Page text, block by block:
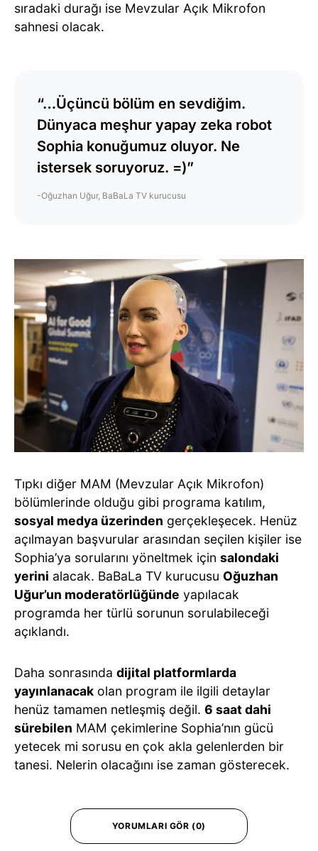
sıradaki durağı ise Mevzular Açık Mikrofon
sahnesi olacak.
“…Üçüncü bölüm en sevdiğim.
Dünyaca meşhur yapay zeka robot
Sophia konuğumuz oluyor. Ne
istersek soruyoruz. =)”
-Oğuzhan Uğur, BaBaLa TV kurucusu
Tıpkı diğer MAM (Mevzular Açık Mikrofon)
bölümlerinde olduğu gibi programa katılım,
sosyal medya üzerinden gerçekleşecek. Henüz
açılmayan başvurular arasından seçilen kişiler ise
Sophia’ya sorularını yöneltmek için salondaki
yerini alacak. BaBaLa TV kurucusu Oğuzhan
Uğur’un moderatörlüğünde yapılacak
programda her türlü sorunun sorulabileceği
açıklandı.
Daha sonrasında dijital platformlarda
yayınlanacak olan program ile ilgili detaylar
henüz tamamen netleşmiş değil. 6 saat dahi
sürebilen MAM çekimlerine Sophia’nın gücü
yetecek mi sorusu en çok akla gelenlerden bir
tanesi. Nelerin olacağını ise zaman gösterecek.
YORUMLARI GÖR (0)